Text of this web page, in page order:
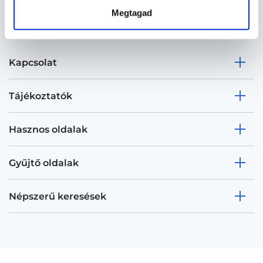
Megtagad
Kapcsolat
Tájékoztatók
Hasznos oldalak
Gyűjtő oldalak
Népszerű keresések